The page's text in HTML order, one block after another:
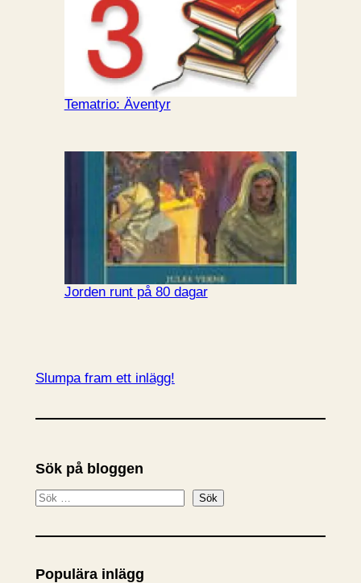
Tematrio: Äventyr
Jorden runt på 80 dagar
Slumpa fram ett inlägg!
Sök på bloggen
S
k
Sök
Populära inlägg